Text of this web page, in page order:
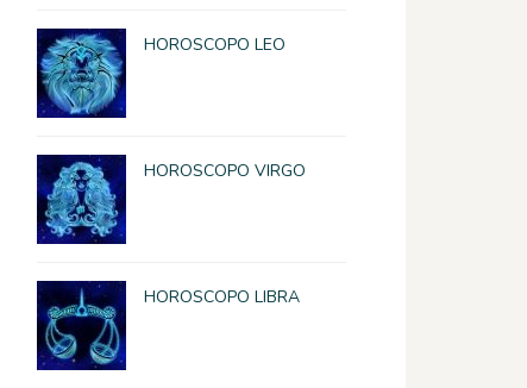
HOROSCOPO LEO
HOROSCOPO VIRGO
HOROSCOPO LIBRA